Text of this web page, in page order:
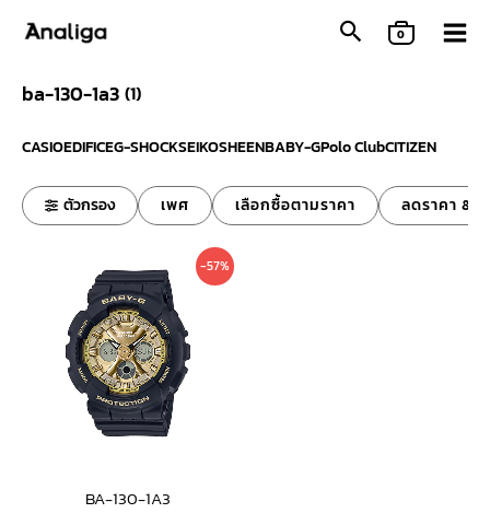
0
ba-130-1a3 (1)
CASIOEDIFICEG-SHOCKSEIKOSHEENBABY-GPolo ClubCITIZEN
ตัวกรอง เพศ เลือกซื้อตามราคา ลดราคา &
-57%
BA-130-1A3
Original
price
was:
7,800 ฿.
Current
price